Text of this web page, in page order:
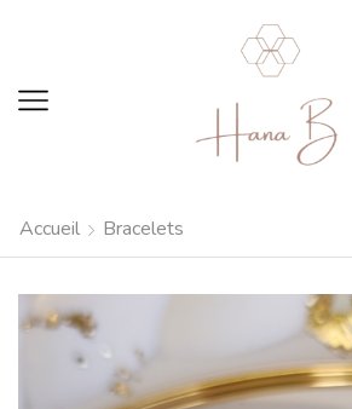
Accueil Bracelets